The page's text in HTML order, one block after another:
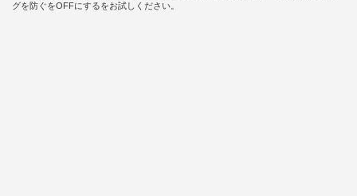
グを防ぐをOFFにするをお試しください。